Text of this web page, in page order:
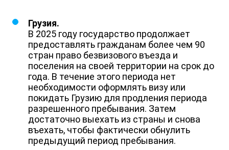
Грузия.
В 2025 году государство продолжает
предоставлять гражданам более чем 90
стран право безвизового въезда и
поселения на своей территории на срок до
года. В течение этого периода нет
необходимости оформлять визу или
покидать Грузию для продления периода
разрешенного пребывания. Затем
достаточно выехать из страны и снова
въехать, чтобы фактически обнулить
предыдущий период пребывания.